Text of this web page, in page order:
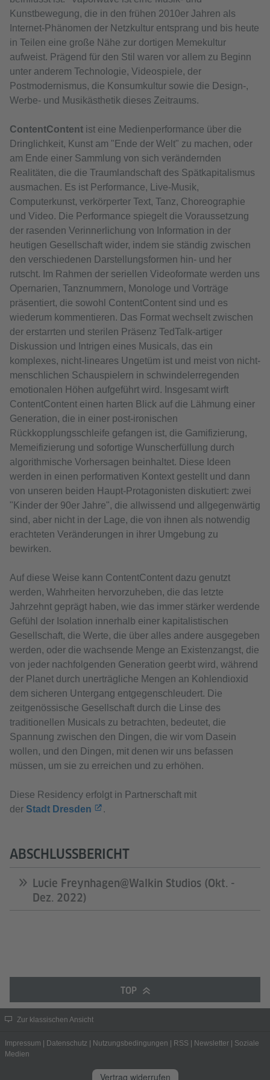
Kunstbewegung, die in den frühen 2010er Jahren als
Internet-Phänomen der Netzkultur entsprang und bis heute
in Teilen eine große Nähe zur dortigen Memekultur
aufweist. Prägend für den Stil waren vor allem zu Beginn
unter anderem Technologie, Videospiele, der
Postmodernismus, die Konsumkultur sowie die Design-,
Werbe- und Musikästhetik dieses Zeitraums.
ContentContent ist eine Medienperformance über die
Dringlichkeit, Kunst am "Ende der Welt" zu machen, oder
am Ende einer Sammlung von sich verändernden
Realitäten, die die Traumlandschaft des Spätkapitalismus
ausmachen. Es ist Performance, Live-Musik,
Computerkunst, verkörperter Text, Tanz, Choreographie
und Video. Die Performance spiegelt die Voraussetzung
der rasenden Verinnerlichung von Information in der
heutigen Gesellschaft wider, indem sie ständig zwischen
den verschiedenen Darstellungsformen hin- und her
rutscht. Im Rahmen der seriellen Videoformate werden uns
Opernarien, Tanznummern, Monologe und Vorträge
präsentiert, die sowohl ContentContent sind und es
wiederum kommentieren. Das Format wechselt zwischen
der erstarrten und sterilen Präsenz TedTalk-artiger
Diskussion und Intrigen eines Musicals, das ein
komplexes, nicht-lineares Ungetüm ist und meist von nicht-
menschlichen Schauspielern in schwindelerregenden
emotionalen Höhen aufgeführt wird. Insgesamt wirft
ContentContent einen harten Blick auf die Lähmung einer
Generation, die in einer post-ironischen
Rückkopplungsschleife gefangen ist, die Gamifizierung,
Memeifizierung und sofortige Wunscherfüllung durch
algorithmische Vorhersagen beinhaltet. Diese Ideen
werden in einen performativen Kontext gestellt und dann
von unseren beiden Haupt-Protagonisten diskutiert: zwei
"Kinder der 90er Jahre", die allwissend und allgegenwärtig
sind, aber nicht in der Lage, die von ihnen als notwendig
erachteten Veränderungen in ihrer Umgebung zu
bewirken.
Auf diese Weise kann ContentContent dazu genutzt
werden, Wahrheiten hervorzuheben, die das letzte
Jahrzehnt geprägt haben, wie das immer stärker werdende
Gefühl der Isolation innerhalb einer kapitalistischen
Gesellschaft, die Werte, die über alles andere ausgegeben
werden, oder die wachsende Menge an Existenzangst, die
von jeder nachfolgenden Generation geerbt wird, während
der Planet durch unerträgliche Mengen an Kohlendioxid
dem sicheren Untergang entgegenschleudert. Die
zeitgenössische Gesellschaft durch die Linse des
traditionellen Musicals zu betrachten, bedeutet, die
Spannung zwischen den Dingen, die wir vom Dasein
wollen, und den Dingen, mit denen wir uns befassen
müssen, um sie zu erreichen und zu erhöhen.
Diese Residency erfolgt in Partnerschaft mit
der Stadt Dresden .
ABSCHLUSSBERICHT
Lucie Freynhagen@Walkin Studios (Okt. -
Dez. 2022)
TOP
Zur klassischen Ansicht
Impressum Datenschutz Nutzungsbedingungen RSS Newsletter
Soziale
Medien
Vertrag widerrufen